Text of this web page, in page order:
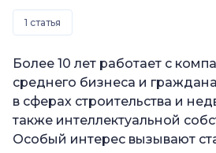
1 статья
Более 10 лет работает с
среднего бизнеса и
в сферах строительства и
также интеллектуальной
Особый интерес вызывают